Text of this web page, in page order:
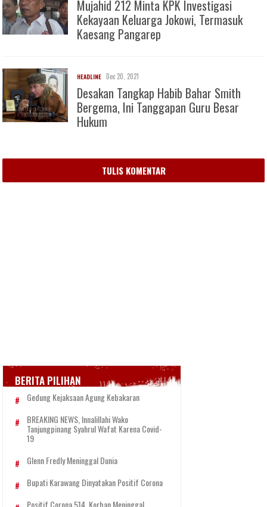
Mujahid 212 Minta KPK Investigasi
Kekayaan Keluarga Jokowi, Termasuk
Kaesang Pangarep
HEADLINE Dec 20, 2021
Desakan Tangkap Habib Bahar Smith
Bergema, Ini Tanggapan Guru Besar
Hukum
TULIS KOMENTAR
BERITA PILIHAN
Gedung Kejaksaan Agung Kebakaran
BREAKING NEWS, Innalillahi Wako
Tanjungpinang Syahrul Wafat Karena Covid-
19
Glenn Fredly Meninggal Dunia
Bupati Karawang Dinyatakan Positif Corona
Positif Corona 514, Korban Meninggal